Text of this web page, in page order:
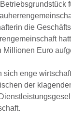
die
Millionen Euro
sich enge
der